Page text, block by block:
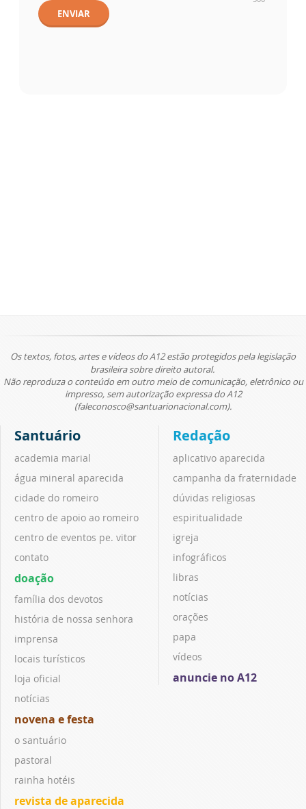
ENVIAR
Os textos, fotos, artes e vídeos do A12 estão protegidos pela legislação
brasileira sobre direito autoral.
Não reproduza o conteúdo em outro meio de comunicação, eletrônico ou
impresso, sem autorização expressa do A12
(faleconosco@santuarionacional.com).
Santuário
academia marial
água mineral aparecida
cidade do romeiro
centro de apoio ao romeiro
centro de eventos pe. vitor
contato
doação
família dos devotos
história de nossa senhora
imprensa
locais turísticos
loja oficial
notícias
novena e festa
o santuário
pastoral
rainha hotéis
revista de aparecida
Redação
aplicativo aparecida
campanha da fraternidade
dúvidas religiosas
espiritualidade
igreja
infográficos
libras
notícias
orações
papa
vídeos
anuncie no A12